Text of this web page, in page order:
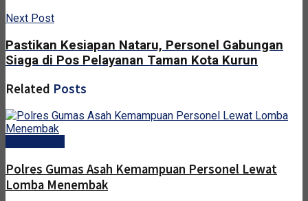
Next Post
Pastikan Kesiapan Nataru, Personel Gabungan
Siaga di Pos Pelayanan Taman Kota Kurun
Related Posts
Polres Gumas Asah Kemampuan Personel Lewat
Lomba Menembak